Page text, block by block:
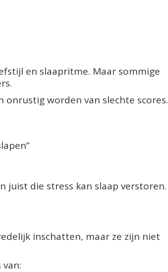
en slaapritme. Maar sommige
onrustig worden van slechte scores.
juist die stress kan slaap verstoren.
inschatten, maar ze zijn niet